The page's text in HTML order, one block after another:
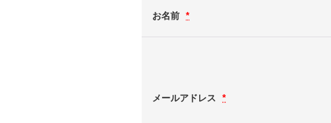
お名前 *
メールアドレス *